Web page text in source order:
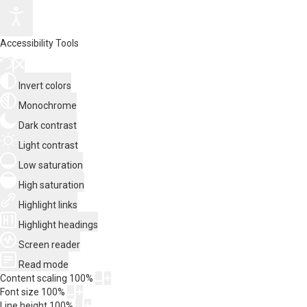
Accessibility Tools
Invert colors
Monochrome
Dark contrast
Light contrast
Low saturation
High saturation
Highlight links
Highlight headings
Screen reader
Read mode
Content scaling 100%
Font size 100%